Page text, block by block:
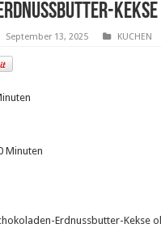
Kekse
September 13, 2025 KUCHEN
Minuten
Erdnussbutter-Kekse